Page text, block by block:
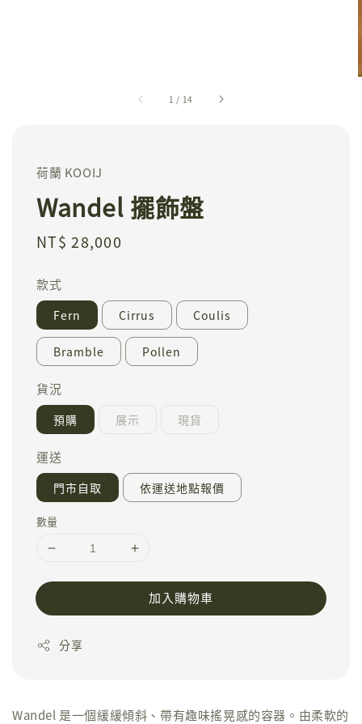
1 / 14
荷蘭 KOOIJ
Wandel 擺飾盤
Regular
NT$ 28,000
款式
Fern Cirrus Coulis
Bramble Pollen
貨況
預購 展示 現貨
運送
門市自取 依運送地點報價
數量
加入購物車
分享
Wandel 是一個緩緩傾斜、帶有趣味搖晃感的容器。由柔軟的